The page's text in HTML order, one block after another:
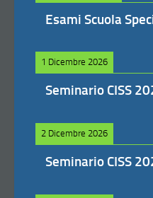
Esami Scuola
1 Dicembre 2026
Seminario CISS
2 Dicembre 2026
Seminario CISS